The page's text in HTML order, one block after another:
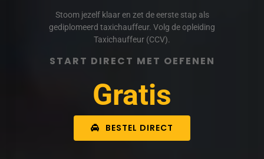
Stoom jezelf klaar en zet de eerste stap als
gediplomeerd taxichauffeur. Volg de opleiding
Taxichauffeur (CCV).
START DIRECT MET OEFENEN
Gratis
BESTEL DIRECT